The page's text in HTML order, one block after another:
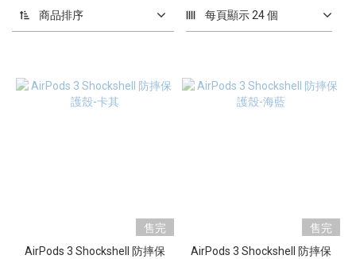
商品排序 每頁顯示 24 個
售完
AirPods 3 Shockshell 防摔保
售完
AirPods 3 Shockshell 防摔保